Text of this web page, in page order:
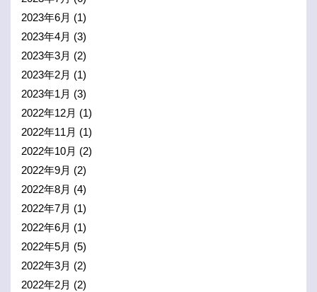
2023年6月 (1)
2023年4月 (3)
2023年3月 (2)
2023年2月 (1)
2023年1月 (3)
2022年12月 (1)
2022年11月 (1)
2022年10月 (2)
2022年9月 (2)
2022年8月 (4)
2022年7月 (1)
2022年6月 (1)
2022年5月 (5)
2022年3月 (2)
2022年2月 (2)